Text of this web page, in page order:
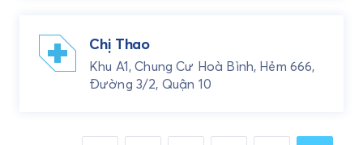
Chị Thao
Khu A1, Chung Cư Hoà Bình, Hẻm 666,
Đường 3/2, Quận 10